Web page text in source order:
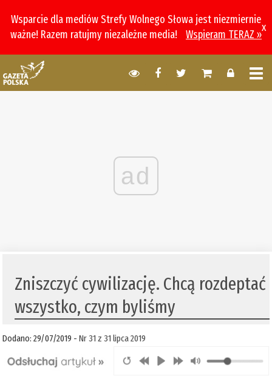
Wsparcie dla mediów Strefy Wolnego Słowa jest niezmiernie
ważne! Razem ratujmy niezależne media!
Wspieram TERAZ »
x
ad
Zniszczyć cywilizację. Chcą rozdeptać
wszystko, czym byliśmy
Dodano: 29/07/2019 -Nr 31 z 31 lipca 2019